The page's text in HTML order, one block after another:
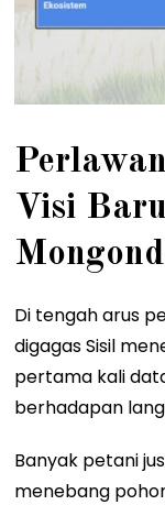
Visi
Di tengah arus
digagas Sisil
pertama kali
berhadapan
Banyak petani
menebang